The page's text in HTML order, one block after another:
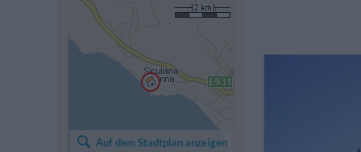
Auf dem Stadtplan anzeigen